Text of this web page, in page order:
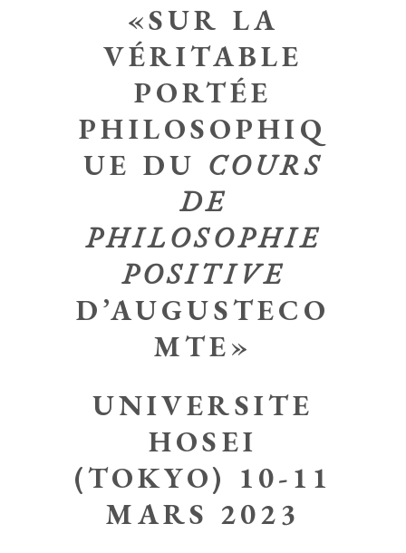
«SUR LA
VÉRITABLE
PORTÉE
PHILOSOPHIQ
UE DU COURS
DE
PHILOSOPHIE
POSITIVE
D’AUGUSTECO
MTE»
UNIVERSITE
HOSEI
(TOKYO) 10-11
MARS 2023